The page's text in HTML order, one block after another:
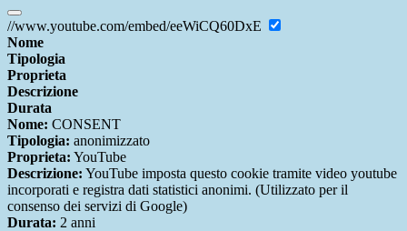
//www.youtube.com/embed/eeWiCQ60DxE
Nome
Tipologia
Proprieta
Descrizione
Durata
Nome: CONSENT
Tipologia: anonimizzato
Proprieta: YouTube
Descrizione: YouTube imposta questo cookie tramite video youtube
incorporati e registra dati statistici anonimi. (Utilizzato per il
consenso dei servizi di Google)
Durata: 2 anni